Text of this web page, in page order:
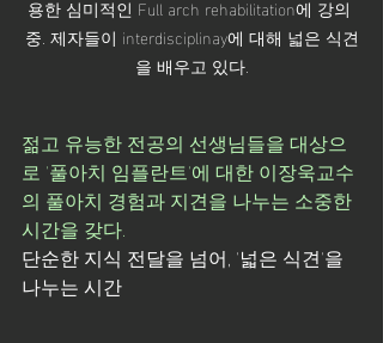
용한 심미적인 Full arch rehabilitation에 강의
중. 제자들이 interdisciplinay에 대해 넓은 식견
을 배우고 있다.
젊고 유능한 전공의 선생님들을 대상으
로 '풀아치 임플란트'에 대한 이장욱교수
의 풀아치 경험과 지견을 나누는 소중한
시간을 갖다.
단순한 지식 전달을 넘어, '넓은 식견'을
나누는 시간